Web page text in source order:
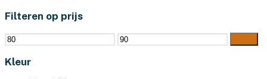
Filteren op prijs
Min.
prijs
Max.
prijs
Kleur